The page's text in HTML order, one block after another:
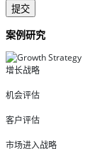
提交
案例研究
增长战略
机会评估
客户评估
市场进入战略